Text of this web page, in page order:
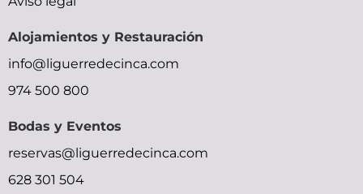
xxx
video
malu
shadow
lady
street
fighter
videos
video
bp
picture
moocrh
bhabhi
devar
bf
Alojamientos y Restauración
info@liguerredecinca.com
974 500 800
Bodas y Eventos
reservas@liguerredecinca.com
628 301 504